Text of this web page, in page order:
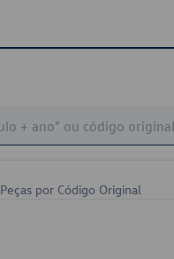
Peças por Código Original